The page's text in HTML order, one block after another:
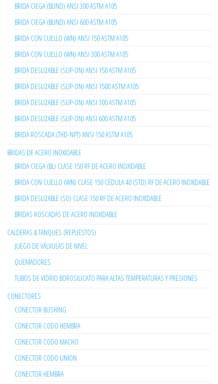
BRIDA CIEGA (BLIND) ANSI 300 ASTM A105
BRIDA CIEGA (BLIND) ANSI 600 ASTM A105
BRIDA CON CUELLO (WN) ANSI 150 ASTM A105
BRIDA CON CUELLO (WN) ANSI 300 ASTM A105
BRIDA DESLIZABLE (SLIP-ON) ANSI 150 ASTM A105
BRIDA DESLIZABLE (SLIP-ON) ANSI 1500 ASTM A105
BRIDA DESLIZABLE (SLIP-ON) ANSI 300 ASTM A105
BRIDA DESLIZABLE (SLIP-ON) ANSI 600 ASTM A105
BRIDA ROSCADA (THD-NPT) ANSI 150 ASTM A105
BRIDAS DE ACERO INOXIDABLE
BRIDA CIEGA (BL) CLASE 150 RF DE ACERO INOXIDABLE
BRIDA CON CUELLO (WN) CLASE 150 CÉDULA 40 (STD) RF DE ACERO INOXIDABLE
BRIDA DESLIZABLE (SO) CLASE 150 RF DE ACERO INOXIDABLE
BRIDAS ROSCADAS DE ACERO INOXIDABLE
CALDERAS & TANQUES (REPUESTOS)
JUEGO DE VÁLVULAS DE NIVEL
QUEMADORES
TUBOS DE VIDRIO BOROSILICATO PARA ALTAS TEMPERATURAS Y PRESIONES
CONECTORES
CONECTOR BUSHING
CONECTOR CODO HEMBRA
CONECTOR CODO MACHO
CONECTOR CODO UNION
CONECTOR HEMBRA